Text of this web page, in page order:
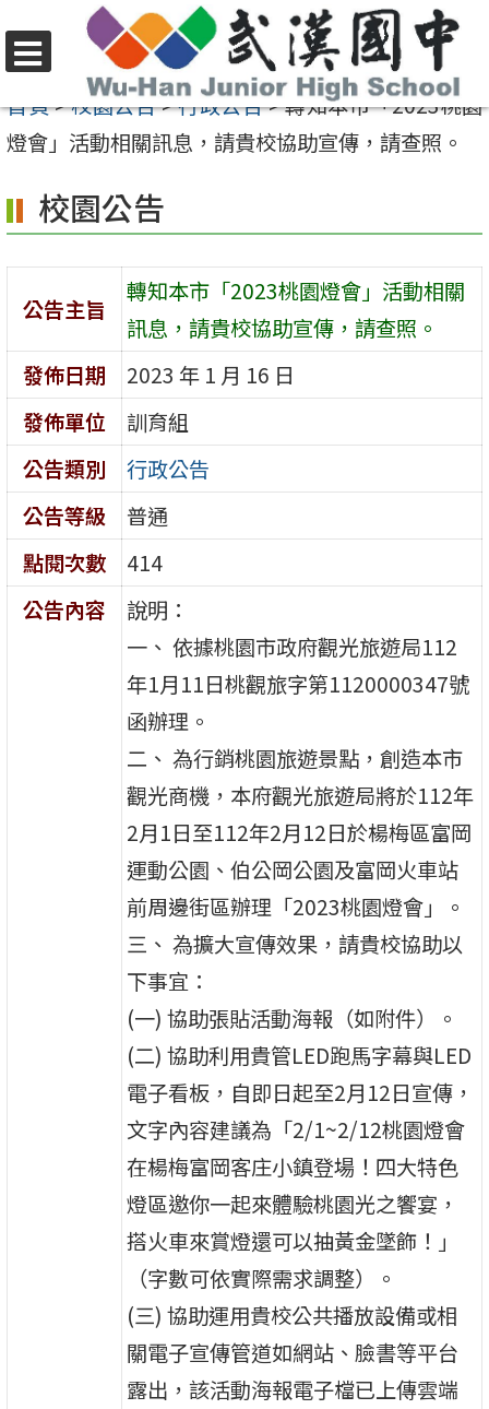
至
要
容
區
選
單
首頁>校園公告>行政公告>轉知本市「2023桃園
燈會」活動相關訊息，請貴校協助宣傳，請查照。
校園公告
公告主旨
轉知本市「2023桃園燈會」活動相關
訊息，請貴校協助宣傳，請查照。
發佈日期
2023 年 1 月 16 日
發佈單位
訓育組
公告類別
行政公告
公告等級
普通
點閱次數
414
公告內容
說明：
一、 依據桃園市政府觀光旅遊局112
年1月11日桃觀旅字第1120000347號
函辦理。
二、 為行銷桃園旅遊景點，創造本市
觀光商機，本府觀光旅遊局將於112年
2月1日至112年2月12日於楊梅區富岡
運動公園、伯公岡公園及富岡火車站
前周邊街區辦理「2023桃園燈會」。
三、 為擴大宣傳效果，請貴校協助以
下事宜：
(一) 協助張貼活動海報（如附件）。
(二) 協助利用貴管LED跑馬字幕與LED
電子看板，自即日起至2月12日宣傳，
文字內容建議為「2/1~2/12桃園燈會
在楊梅富岡客庄小鎮登場！四大特色
燈區邀你一起來體驗桃園光之饗宴，
搭火車來賞燈還可以抽黃金墜飾！」
（字數可依實際需求調整）。
(三) 協助運用貴校公共播放設備或相
關電子宣傳管道如網站、臉書等平台
露出，該活動海報電子檔已上傳雲端